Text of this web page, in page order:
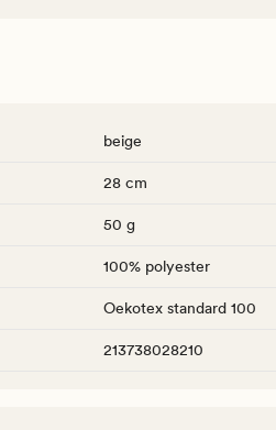
beige
28 cm
50 g
100% polyester
Oekotex standard 100
213738028210